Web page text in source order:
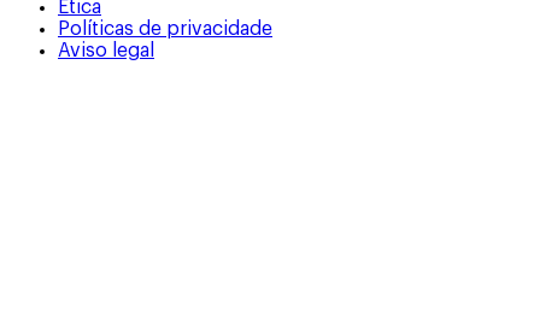
Ética
Políticas de privacidade
Aviso legal